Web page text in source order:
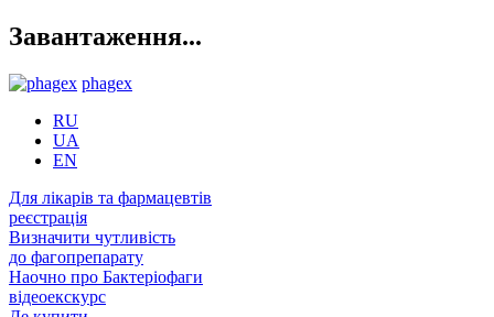
Завантаження...
phagex
RU
UA
EN
Для лікарів та фармацевтів
реєстрація
Визначити чутливість
до фагопрепарату
Наочно про Бактеріофаги
відеоекскурс